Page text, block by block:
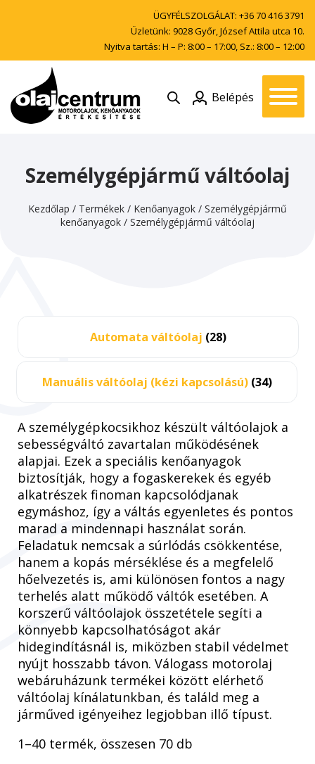
ÜGYFÉLSZOLGÁLAT: +36 70 416 3791
Üzletünk: 9028 Győr, József Attila utca 10.
Nyitva tartás: H – P: 8:00 – 17:00, Sz.: 8:00 – 12:00
Belépés
Személygépjármű váltóolaj
Kezdőlap / Termékek / Kenőanyagok / Személygépjármű
kenőanyagok / Személygépjármű váltóolaj
Automata váltóolaj (28)
Manuális váltóolaj (kézi kapcsolású) (34)
A személygépkocsikhoz készült váltóolajok a
sebességváltó zavartalan működésének
alapjai. Ezek a speciális kenőanyagok
biztosítják, hogy a fogaskerekek és egyéb
alkatrészek finoman kapcsolódjanak
egymáshoz, így a váltás egyenletes és pontos
marad a mindennapi használat során.
Feladatuk nemcsak a súrlódás csökkentése,
hanem a kopás mérséklése és a megfelelő
hőelvezetés is, ami különösen fontos a nagy
terhelés alatt működő váltók esetében. A
korszerű váltóolajok összetétele segíti a
könnyebb kapcsolhatóságot akár
hidegindításnál is, miközben stabil védelmet
nyújt hosszabb távon. Válogass motorolaj
webáruházunk termékei között elérhető
váltóolaj kínálatunkban, és találd meg a
járműved igényeihez legjobban illő típust.
1–40 termék, összesen 70 db